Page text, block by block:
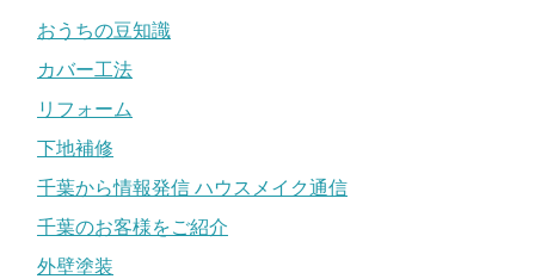
おうちの豆知識
カバー工法
リフォーム
下地補修
千葉から情報発信 ハウスメイク通信
千葉のお客様をご紹介
外壁塗装